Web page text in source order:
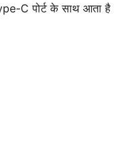
C पोर्ट के साथ आता है